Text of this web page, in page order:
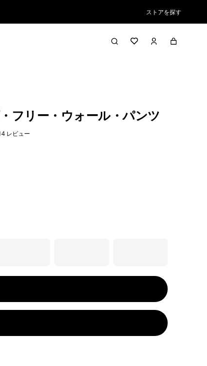
ストアを探す
フリー・ウォール・パンツ
レビュー